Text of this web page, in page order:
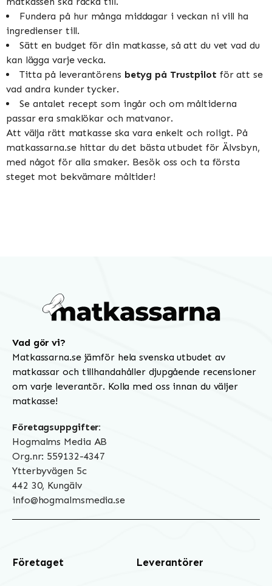
Fundera på hur många middagar i veckan ni vill ha
ingredienser till.
Sätt en budget för din matkasse, så att du vet vad du
kan lägga varje vecka.
Titta på leverantörens betyg på Trustpilot för att se
vad andra kunder tycker.
Se antalet recept som ingår och om måltiderna
passar era smaklökar och matvanor.
Att välja rätt matkasse ska vara enkelt och roligt. På
matkassarna.se hittar du det bästa utbudet för Älvsbyn,
med något för alla smaker. Besök oss och ta första
steget mot bekvämare måltider!
Vad gör vi?
Matkassarna.se jämför hela svenska utbudet av
matkassar och tillhandahåller djupgående recensioner
om varje leverantör. Kolla med oss innan du väljer
matkasse!
Företagsuppgifter:
Hogmalms Media AB
Org.nr: 559132-4347
Ytterbyvägen 5c
442 30, Kungälv
info@hogmalmsmedia.se
Företaget Leverantörer